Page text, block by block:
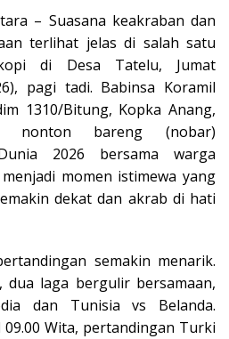
– Suasana keakraban dan
terlihat jelas di salah satu
di Desa Tatelu, Jumat
pagi tadi. Babinsa Koramil
1310/Bitung, Kopka Anang,
nonton bareng (nobar)
2026 bersama warga
momen istimewa yang
dekat dan akrab di hati
semakin menarik.
dua laga bergulir bersamaan,
dan Tunisia vs Belanda.
Wita, pertandingan Turki